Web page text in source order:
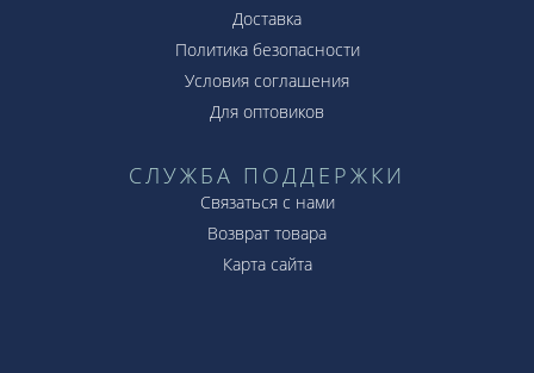
Доставка
Политика безопасности
Условия соглашения
Для оптовиков
СЛУЖБА ПОДДЕРЖКИ
Связаться с нами
Возврат товара
Карта сайта